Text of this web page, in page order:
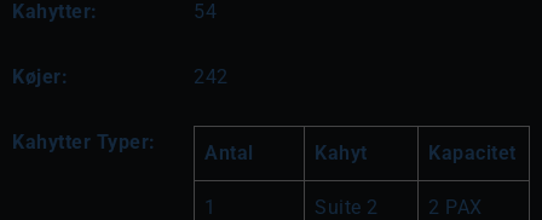
Kahytter: 54
Køjer: 242
Kahytter Typer: Antal Kahyt Kapacitet
1
Suite 2
2 PAX